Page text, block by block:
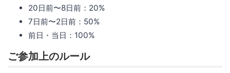
20日前〜8日前：20%
7日前〜2日前：50%
前日・当日：100%
ご参加上のルール